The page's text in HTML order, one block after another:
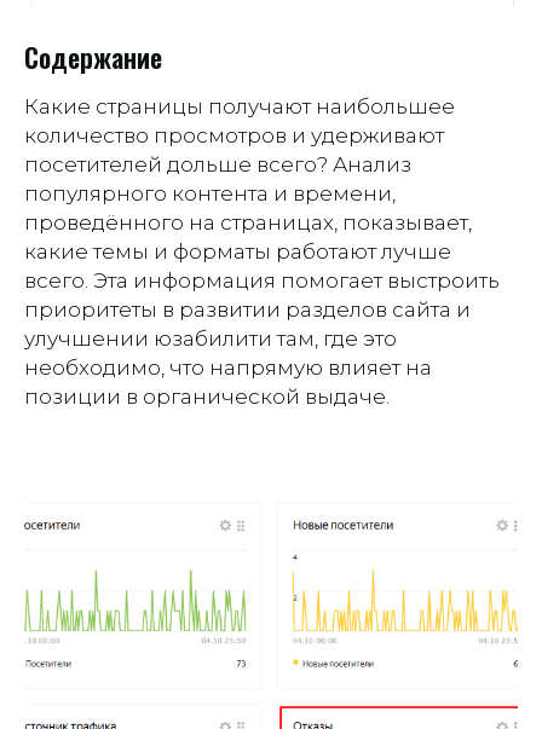
Содержание
Какие страницы получают наибольшее
количество просмотров и удерживают
посетителей дольше всего? Анализ
популярного контента и времени,
проведённого на страницах, показывает,
какие темы и форматы работают лучше
всего. Эта информация помогает выстроить
приоритеты в развитии разделов сайта и
улучшении юзабилити там, где это
необходимо, что напрямую влияет на
позиции в органической выдаче.